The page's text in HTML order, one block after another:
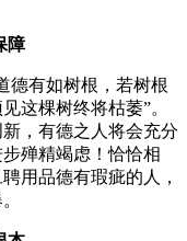
障
德有如树根，若树根
这棵树终将枯萎”。
，有德之人将会充分
殚精竭虑！恰恰相
用品德有瑕疵的人，